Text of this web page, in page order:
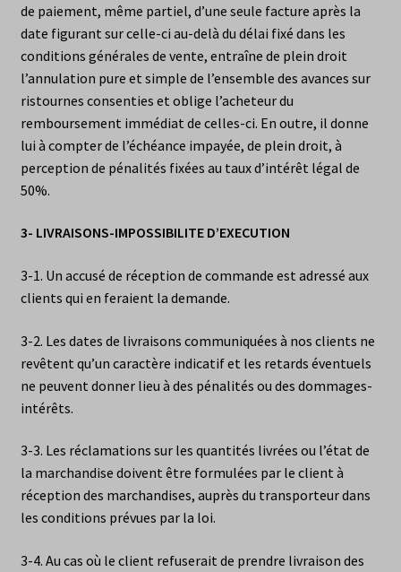
de paiement, même partiel, d’une seule facture après la
date figurant sur celle-ci au-delà du délai fixé dans les
conditions générales de vente, entraîne de plein droit
l’annulation pure et simple de l’ensemble des avances sur
ristournes consenties et oblige l’acheteur du
remboursement immédiat de celles-ci. En outre, il donne
lui à compter de l’échéance impayée, de plein droit, à
perception de pénalités fixées au taux d’intérêt légal de
50%.
3- LIVRAISONS-IMPOSSIBILITE D’EXECUTION
3-1. Un accusé de réception de commande est adressé aux
clients qui en feraient la demande.
3-2. Les dates de livraisons communiquées à nos clients ne
revêtent qu’un caractère indicatif et les retards éventuels
ne peuvent donner lieu à des pénalités ou des dommages-
intérêts.
3-3. Les réclamations sur les quantités livrées ou l’état de
la marchandise doivent être formulées par le client à
réception des marchandises, auprès du transporteur dans
les conditions prévues par la loi.
3-4. Au cas où le client refuserait de prendre livraison des